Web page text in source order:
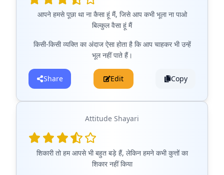
आपने हमसे पूछा था ना कैसा हूं मैं, जिसे आप कभी भूला ना पाओ
बिल्कुल वैसा हूं मैं
किसी-किसी व्यक्ति का अंदाज ऐसा होता है कि आप चाहकर भी उन्हें
भूल नहीं पाते हैं।
Share Edit Copy
Attitude Shayari
शिकारी तो हम आपसे भी बहुत बड़े हैं, लेकिन हमने कभी कुत्तों का
शिकार नहीं किया